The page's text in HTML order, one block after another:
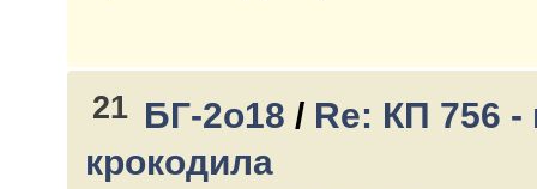
21 БГ-2о18 / Re: КП 756
крокодила